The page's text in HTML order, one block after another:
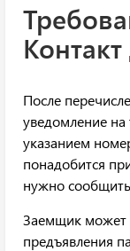
После
уведомление на
указанием
понадобится
нужно
Заемщик может
предъявления